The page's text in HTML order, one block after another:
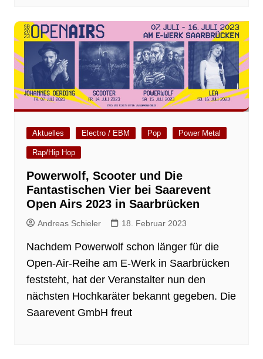
Aktuelles Electro / EBM Pop Power Metal
Rap/Hip Hop
Powerwolf, Scooter und Die
Fantastischen Vier bei Saarevent
Open Airs 2023 in Saarbrücken
Andreas Schieler 18. Februar 2023
Nachdem Powerwolf schon länger für die
Open-Air-Reihe am E-Werk in Saarbrücken
feststeht, hat der Veranstalter nun den
nächsten Hochkaräter bekannt gegeben. Die
Saarevent GmbH freut